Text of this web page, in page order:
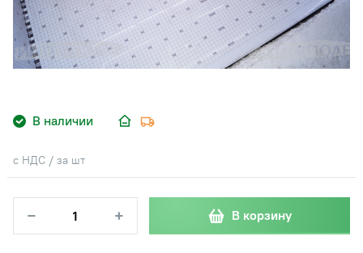
В наличии
с НДС / за шт
− + В корзину